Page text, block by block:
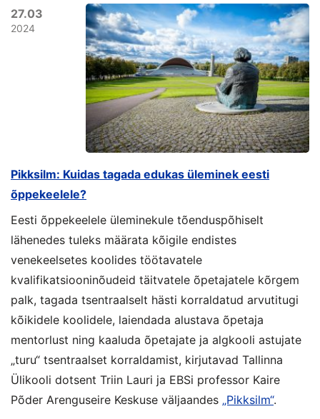
27.03
2024
Pikksilm: Kuidas tagada edukas üleminek eesti
õppekeelele?
Eesti õppekeelele üleminekule tõenduspõhiselt
lähenedes tuleks määrata kõigile endistes
venekeelsetes koolides töötavatele
kvalifikatsiooninõudeid täitvatele õpetajatele kõrgem
palk, tagada tsentraalselt hästi korraldatud arvutitugi
kõikidele koolidele, laiendada alustava õpetaja
mentorlust ning kaaluda õpetajate ja algkooli astujate
„turu“ tsentraalset korraldamist, kirjutavad Tallinna
Ülikooli dotsent Triin Lauri ja EBSi professor Kaire
Põder Arenguseire Keskuse väljaandes „Pikksilm“.